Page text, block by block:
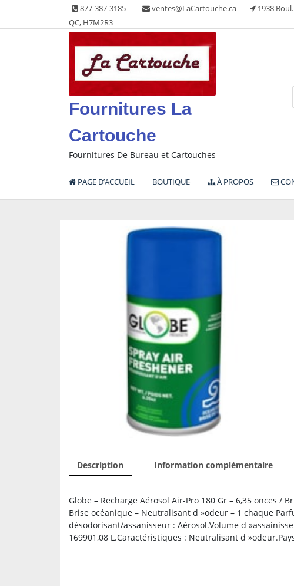
content
877-387-3185 ventes@LaCartouche.ca
1938
QC, H7M2R3
Fournitures La
Cartouche
Fournitures De Bureau et Cartouches
PAGE D’ACCUEIL BOUTIQUE À PROPOS
Description Information complémentaire
Globe – Recharge Aérosol Air-Pro 180 Gr – 6,35 onces /
Brise océanique – Neutralisant d »odeur – 1 chaque
désodorisant/assanisseur : Aérosol.Volume d
169901,08 L.Caractéristiques : Neutralisant d